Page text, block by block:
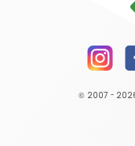
© 2007 -